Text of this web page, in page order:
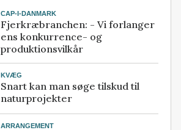
CAP-I-DANMARK
Fjerkræbranchen: - Vi forlanger
ens konkurrence- og
produktionsvilkår
KVÆG
Snart kan man søge tilskud til
naturprojekter
ARRANGEMENT